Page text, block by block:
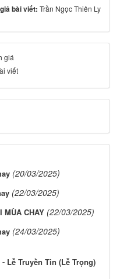
bài viết: Trần Ngọc Thiên Ly
giá
viết
(20/03/2025)
(22/03/2025)
MÙA CHAY (22/03/2025)
(24/03/2025)
Lễ Truyền Tin (Lễ Trọng)